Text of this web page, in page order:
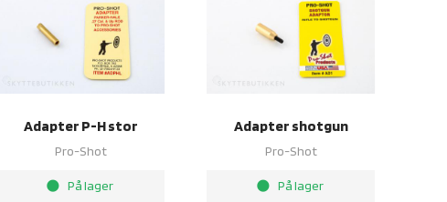
Adapter P-H stor
Pro-Shot
brightness_1 På lager
Adapter shotgun
Pro-Shot
brightness_1 På lager